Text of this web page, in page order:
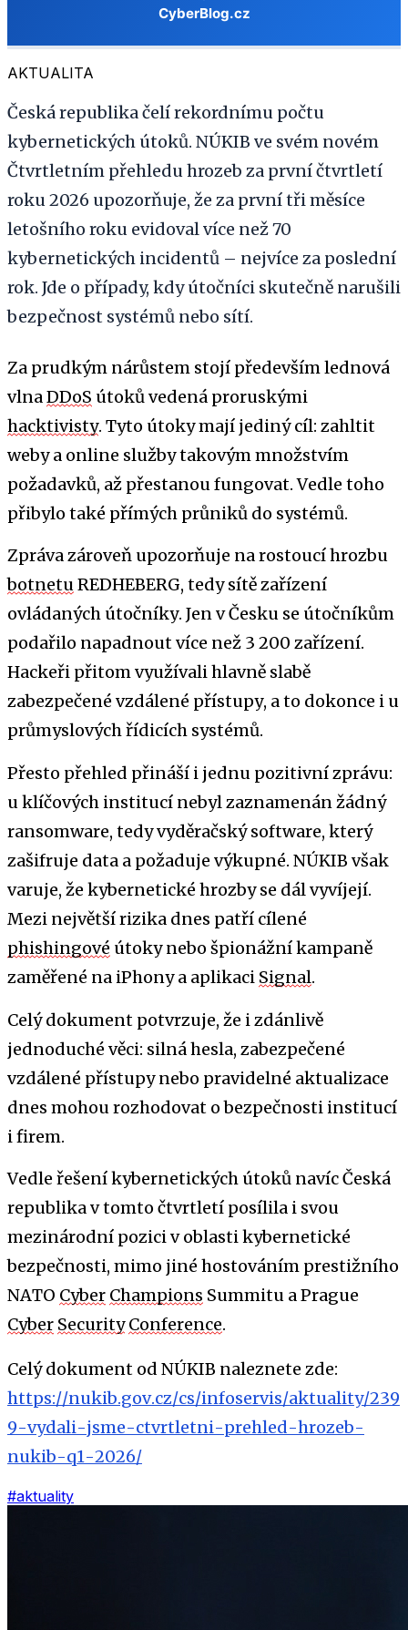
AKTUALITA
Česká republika čelí rekordnímu počtu
kybernetických útoků. NÚKIB ve svém novém
Čtvrtletním přehledu hrozeb za první čtvrtletí
roku 2026 upozorňuje, že za první tři měsíce
letošního roku evidoval více než 70
kybernetických incidentů – nejvíce za poslední
rok. Jde o případy, kdy útočníci skutečně narušili
bezpečnost systémů nebo sítí.
Za prudkým nárůstem stojí především lednová
vlnaDDoS útoků vedená proruskými
hacktivisty. Tyto útoky mají jediný cíl: zahltit
weby a online služby takovým množstvím
požadavků, až přestanou fungovat. Vedle toho
přibylo také přímých průniků do systémů.
Zpráva zároveň upozorňuje na rostoucí hrozbu
botnetuREDHEBERG, tedy sítě zařízení
ovládaných útočníky. Jen v Česku se útočníkům
podařilo napadnout více než 3 200 zařízení.
Hackeři přitom využívali hlavně slabě
zabezpečené vzdálené přístupy, a to dokonce i u
průmyslových řídicích systémů.
Přesto přehled přináší i jednu pozitivní zprávu:
u klíčových institucí nebyl zaznamenán žádný
ransomware, tedy vyděračský software, který
zašifruje data a požaduje výkupné. NÚKIB však
varuje, že kybernetické hrozby se dál vyvíjejí.
Mezi největší rizika dnes patří cílené
phishingové útoky nebo špionážní kampaně
zaměřené na iPhony a aplikaci Signal.
Celý dokument potvrzuje, že i zdánlivě
jednoduché věci: silná hesla, zabezpečené
vzdálené přístupy nebo pravidelné aktualizace
dnes mohou rozhodovat o bezpečnosti institucí
i firem.
Vedle řešení kybernetických útoků navíc Česká
republika v tomto čtvrtletí posílila i svou
mezinárodní pozici v oblasti kybernetické
bezpečnosti, mimo jiné hostováním prestižního
NATO Cyber Champions Summitu a Prague
Cyber Security Conference.
Celý dokument od NÚKIB naleznete zde:
https://nukib.gov.cz/cs/infoservis/aktuality/239
9-vydali-jsme-ctvrtletni-prehled-hrozeb-
nukib-q1-2026/
#aktuality